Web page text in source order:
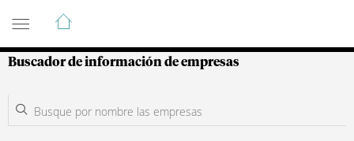
Guía de Empresas Colombianas
Buscador de información de empresas